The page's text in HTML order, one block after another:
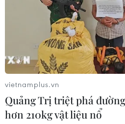
vietnamplus.vn
Quảng Trị triệt phá
hơn 210kg vật liệu nổ